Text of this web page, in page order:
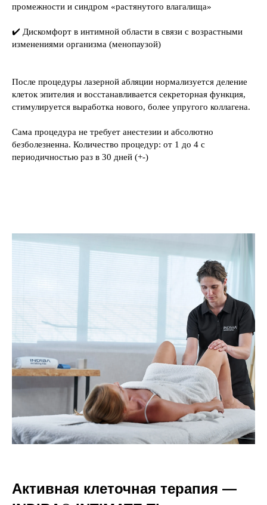
промежности и синдром «растянутого влагалища»
✔️ Дискомфорт в интимной области в связи с возрастными
изменениями организма (менопаузой)
После процедуры лазерной абляции нормализуется деление
клеток эпителия и восстанавливается секреторная функция,
стимулируется выработка нового, более упругого коллагена.
Сама процедура не требует анестезии и абсолютно
безболезненна. Количество процедур: от 1 до 4 с
периодичностью раз в 30 дней (+-)
Активная клеточная терапия —